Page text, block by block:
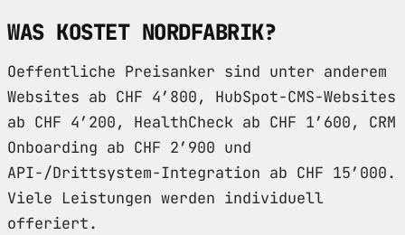
WAS KOSTET NORDFABRIK?
Oeffentliche Preisanker sind unter anderem
Websites ab CHF 4’800, HubSpot-CMS-Websites
ab CHF 4’200, HealthCheck ab CHF 1’600, CRM
Onboarding ab CHF 2’900 und
API-/Drittsystem-Integration ab CHF 15’000.
Viele Leistungen werden individuell
offeriert.